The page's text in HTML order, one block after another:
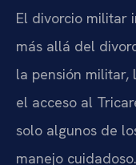
El divorcio militar
más allá del
la pensión militar,
el acceso al
solo algunos de
manejo